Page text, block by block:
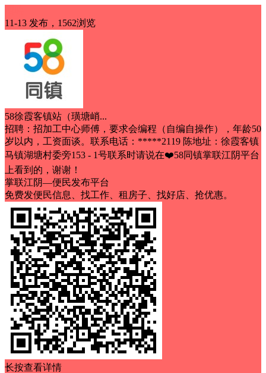
11-13 发布，1562浏览
58徐霞客镇站（璜塘峭...
招聘：招加工中心师傅，要求会编程（自编自操作），年龄50
岁以内，工资面谈。联系电话：*****2119 陈地址：徐霞客镇
马镇湖塘村委旁153 - 1号联系时请说在❤️58同镇掌联江阴平台
上看到的，谢谢！
掌联江阴—便民发布平台
免费发便民信息、找工作、租房子、找好店、抢优惠。
长按查看详情